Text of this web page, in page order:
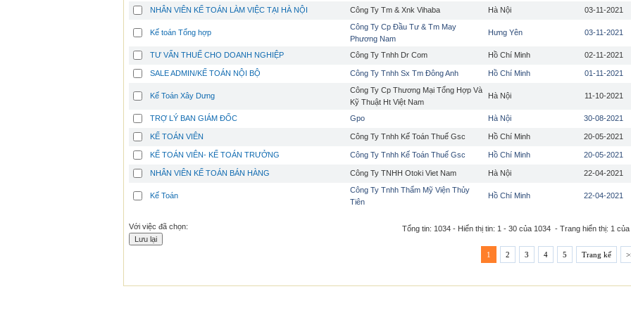
NHÂN VIÊN KẾ TOÁN LÀM VIỆC TẠI HÀ NỘI Công Ty Tm & Xnk Vihaba Hà Nội 03-11-2021
Kế toán Tổng hợp
Công Ty Cp Đầu Tư & Tm May
Phương Nam
Hưng Yên 03-11-2021
TƯ VẤN THUẾ CHO DOANH NGHIỆP Công Ty Tnhh Dr Com Hồ Chí Minh 02-11-2021
SALE ADMIN/KẾ TOÁN NỘI BỘ Công Ty Tnhh Sx Tm Đông Anh Hồ Chí Minh 01-11-2021
Kế Toán Xây Dưng
Công Ty Cp Thương Mại Tổng Hợp Và
Kỹ Thuật Ht Việt Nam
Hà Nội 11-10-2021
TRỢ LÝ BAN GIÁM ĐỐC Gpo Hà Nội 30-08-2021
KẾ TOÁN VIÊN Công Ty Tnhh Kế Toán Thuế Gsc Hồ Chí Minh 20-05-2021
KẾ TOÁN VIÊN- KẾ TOÁN TRƯỞNG Công Ty Tnhh Kế Toán Thuế Gsc Hồ Chí Minh 20-05-2021
NHÂN VIÊN KẾ TOÁN BÁN HÀNG Công Ty TNHH Otoki Viet Nam Hà Nội 22-04-2021
Kế Toán
Công Ty Tnhh Thẩm Mỹ Viện Thủy
Tiên
Hồ Chí Minh 22-04-2021
Với việc đã chọn: Tổng tin: 1034 - Hiển thị tin: 1 - 30 của 1034 - Trang hiển thị: 1 của
1 2 3 4 5 Trang kế